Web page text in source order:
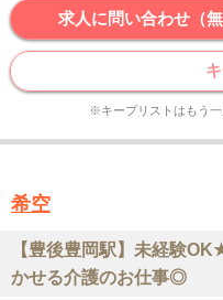
求人に問い合わせ（無
※キープリストはもう
希空
【豊後豊岡駅】未経験
かせる介護のお仕事◎